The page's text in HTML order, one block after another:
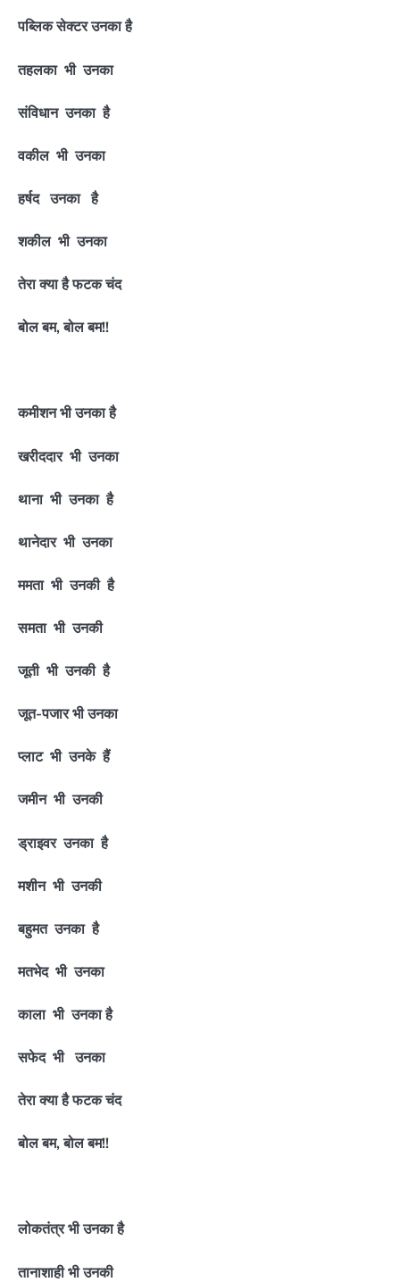
पब्लिक सेक्टर उनका है
तहलका भी उनका
संविधान उनका है
वकील भी उनका
हर्षद उनका है
शकील भी उनका
तेरा क्या है फटक चंद
बोल बम, बोल बम!!
कमीशन भी उनका है
खरीददार भी उनका
थाना भी उनका है
थानेदार भी उनका
ममता भी उनकी है
समता भी उनकी
जूती भी उनकी है
जूत-पजार भी उनका
प्लाट भी उनके हैं
जमीन भी उनकी
ड्राइवर उनका है
मशीन भी उनकी
बहुमत उनका है
मतभेद भी उनका
काला भी उनका है
सफेद भी उनका
तेरा क्या है फटक चंद
बोल बम, बोल बम!!
लोकतंत्र भी उनका है
तानाशाही भी उनकी